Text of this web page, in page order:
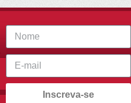
Inscreva-se